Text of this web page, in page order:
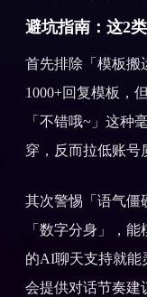
避坑指南：这2
首先排除「模板搬
1000+回复模板，
「不错哦~」这种
穿，反而拉低账号
其次警惕「语气僵
「数字分身」，
的AI聊天支持就能
会提供对话节奏建